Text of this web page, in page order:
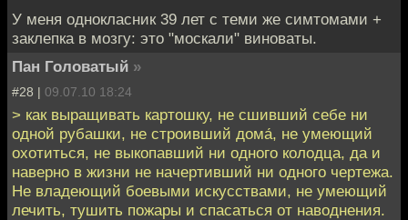
У меня однокласник 39 лет с теми же симтомами +
заклепка в мозгу: это "москали" виноваты.
Пан Головатый »
#28 | 09.07.10 18:24
> как выращивать картошку, не сшивший себе ни
одной рубашки, не строивший дома́, не умеющий
охотиться, не выкопавший ни одного колодца, да и
наверно в жизни не начертивший ни одного чертежа.
Не владеющий боевыми искусствами, не умеющий
лечить, тушить пожары и спасаться от наводнения.